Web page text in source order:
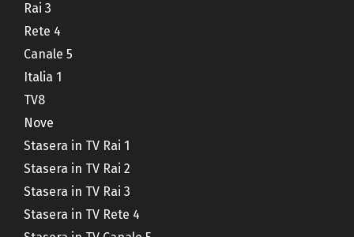
Rai 3
Rete 4
Canale 5
Italia 1
TV8
Nove
Stasera in TV Rai 1
Stasera in TV Rai 2
Stasera in TV Rai 3
Stasera in TV Rete 4